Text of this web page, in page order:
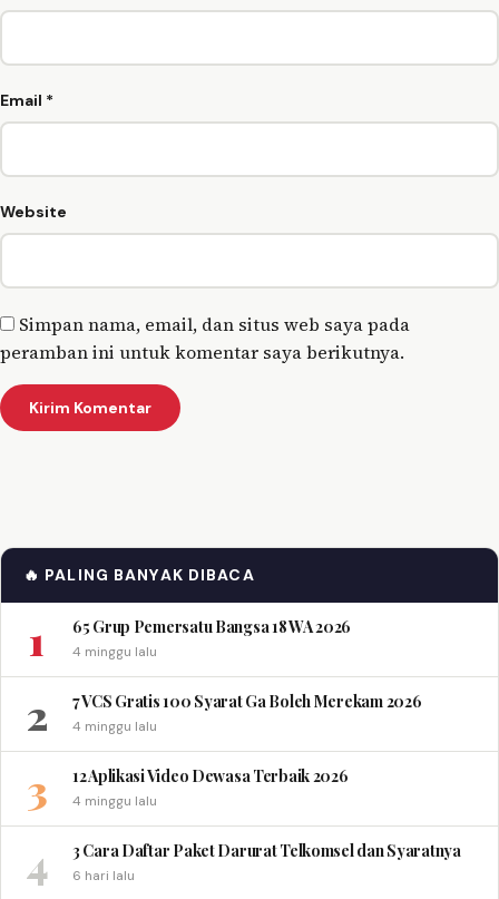
Email *
Website
Simpan nama, email, dan situs web saya pada
peramban ini untuk komentar saya berikutnya.
🔥 PALING BANYAK DIBACA
1 65 Grup Pemersatu Bangsa 18 WA 2026
4 minggu lalu
2 7 VCS Gratis 100 Syarat Ga Boleh Merekam 2026
4 minggu lalu
3 12 Aplikasi Video Dewasa Terbaik 2026
4 minggu lalu
4 3 Cara Daftar Paket Darurat Telkomsel dan Syaratnya
6 hari lalu